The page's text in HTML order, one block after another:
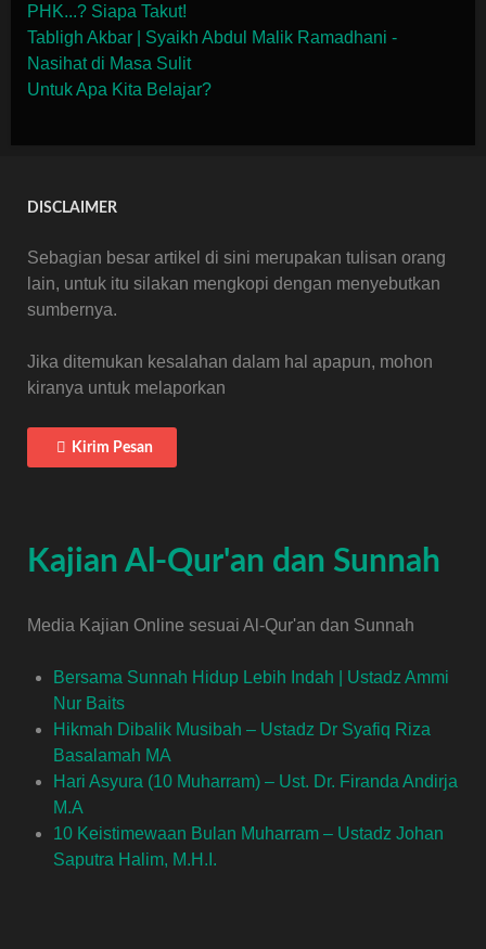
PHK...? Siapa Takut!
Tabligh Akbar | Syaikh Abdul Malik Ramadhani -
Nasihat di Masa Sulit
Untuk Apa Kita Belajar?
DISCLAIMER
Sebagian besar artikel di sini merupakan tulisan orang
lain, untuk itu silakan mengkopi dengan menyebutkan
sumbernya.
Jika ditemukan kesalahan dalam hal apapun, mohon
kiranya untuk melaporkan
Kirim Pesan
Kajian Al-Qur'an dan Sunnah
Media Kajian Online sesuai Al-Qur'an dan Sunnah
Bersama Sunnah Hidup Lebih Indah | Ustadz Ammi
Nur Baits
Hikmah Dibalik Musibah – Ustadz Dr Syafiq Riza
Basalamah MA
Hari Asyura (10 Muharram) – Ust. Dr. Firanda Andirja
M.A
10 Keistimewaan Bulan Muharram – Ustadz Johan
Saputra Halim, M.H.I.